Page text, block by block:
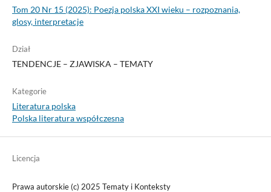
Tom 20 Nr 15 (2025): Poezja polska XXI wieku – rozpoznania,
glosy, interpretacje
Dział
TENDENCJE – ZJAWISKA – TEMATY
Kategorie
Literatura polska
Polska literatura współczesna
Licencja
Prawa autorskie (c) 2025 Tematy i Konteksty